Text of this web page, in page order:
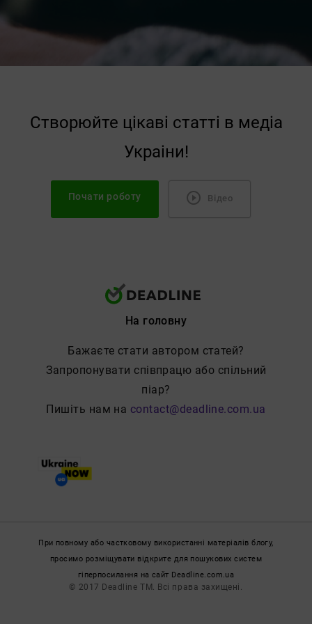
Створюйте цiкавi статтi в медiа
Украiни!
Почати роботу Відео
На головну
Бажаєте стати автором статей?
Запропонувати співпрацю або спільний
піар?
Пишіть нам на contact@deadline.com.ua
При повному або частковому використанні матеріалів блогу,
просимо розміщувати відкрите для пошукових систем
гіперпосилання на сайт Deadline.com.ua
© 2017 Deadline TM. Всі права захищені.